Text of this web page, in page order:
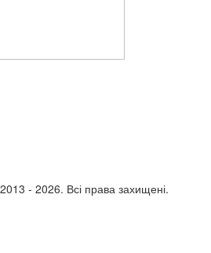
- 2026. Всі права захищені.